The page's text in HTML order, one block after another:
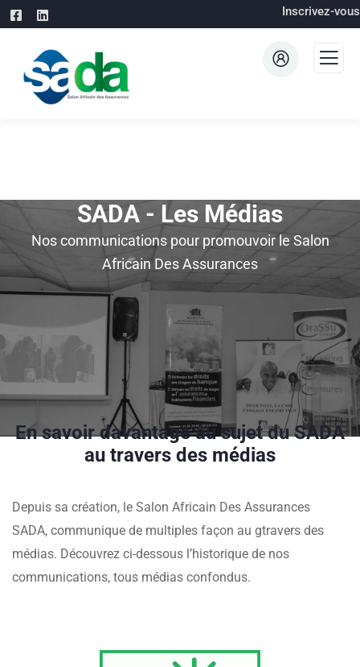
Inscrivez-vous
SADA - Les Médias
Nos communications pour promouvoir le Salon
Africain Des Assurances
En savoir davantage au sujet du SADA
au travers des médias
Depuis sa création, le Salon Africain Des Assurances
SADA, communique de multiples façon au gtravers des
médias. Découvrez ci-dessous l’historique de nos
communications, tous médias confondus.